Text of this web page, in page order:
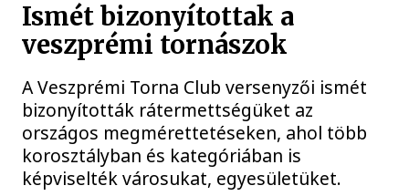
Ismét bizonyítottak a
veszprémi tornászok
A Veszprémi Torna Club versenyzői ismét
bizonyították rátermettségüket az
országos megmérettetéseken, ahol több
korosztályban és kategóriában is
képviselték városukat, egyesületüket.